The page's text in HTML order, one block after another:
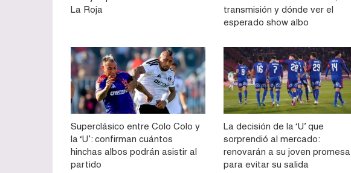
La Roja
transmisión y dónde ver el
esperado show albo
Superclásico entre Colo Colo y
la ‘U’: confirman cuántos
hinchas albos podrán asistir al
partido
La decisión de la ‘U’ que
sorprendió al mercado:
renovarán a su joven promesa
para evitar su salida